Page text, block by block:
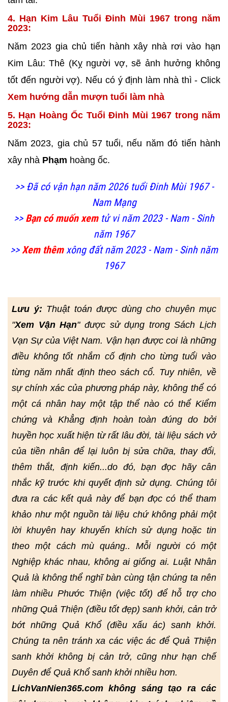
4. Hạn Kim Lâu Tuổi Đinh Mùi 1967 trong năm
2023:
Năm 2023 gia chủ tiến hành xây nhà rơi vào hạn
Kim Lâu: Thê (Kỵ người vợ, sẽ ảnh hưởng không
tốt đến người vợ). Nếu có ý định làm nhà thì - Click
Xem hướng dẫn mượn tuổi làm nhà
5. Hạn Hoàng Ốc Tuổi Đinh Mùi 1967 trong năm
2023:
Năm 2023, gia chủ 57 tuổi, nếu năm đó tiến hành
xây nhà Phạm hoàng ốc.
>> Đã có vận hạn năm 2026 tuổi Đinh Mùi 1967 -
Nam Mạng
>> Bạn có muốn xemtử vi năm 2023 - Nam - Sinh
năm 1967
>>Xem thêmxông đất năm 2023 - Nam - Sinh năm
1967
Lưu ý: Thuật toán được dùng cho chuyên mục
"Xem Vận Hạn" được sử dụng trong Sách Lịch
Vạn Sự của Việt Nam. Vận hạn được coi là những
điều không tốt nhắm cố định cho từng tuổi vào
từng năm nhất định theo sách cổ. Tuy nhiên, về
sự chính xác của phương pháp này, không thể có
một cá nhân hay một tập thể nào có thể Kiểm
chứng và Khẳng định hoàn toàn đúng do bởi
huyền học xuất hiện từ rất lâu đời, tài liệu sách vở
của tiền nhân để lại luôn bị sửa chữa, thay đổi,
thêm thắt, định kiến...do đó, bạn đọc hãy cân
nhắc kỹ trước khi quyết định sử dụng. Chúng tôi
đưa ra các kết quả này để bạn đọc có thể tham
khảo như một nguồn tài liệu chứ không phải một
lời khuyên hay khuyến khích sử dụng hoặc tin
theo một cách mù quáng.. Mỗi người có một
Nghiệp khác nhau, không ai giống ai. Luật Nhân
Quả là không thể nghĩ bàn cùng tận chúng ta nên
làm nhiều Phước Thiện (việc tốt) để hỗ trợ cho
những Quả Thiện (điều tốt đẹp) sanh khởi, cản trở
bớt những Quả Khổ (điều xấu ác) sanh khởi.
Chúng ta nên tránh xa các việc ác để Quả Thiện
sanh khởi không bị cản trở, cũng như hạn chế
Duyên để Quả Khổ sanh khởi nhiều hơn.
LichVanNien365.com không sáng tạo ra các